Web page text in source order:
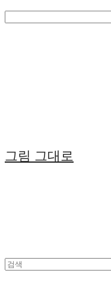
그림 그대로